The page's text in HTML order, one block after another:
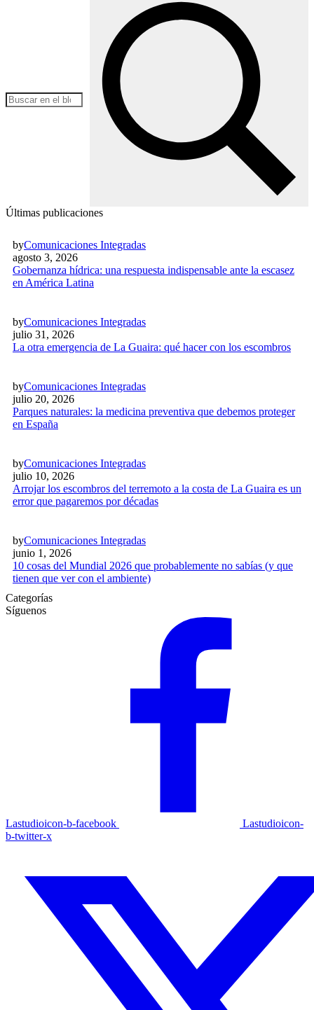
Últimas publicaciones
byComunicaciones Integradas
agosto 3, 2026
Gobernanza hídrica: una respuesta indispensable ante la escasez
en América Latina
byComunicaciones Integradas
julio 31, 2026
La otra emergencia de La Guaira: qué hacer con los escombros
byComunicaciones Integradas
julio 20, 2026
Parques naturales: la medicina preventiva que debemos proteger
en España
byComunicaciones Integradas
julio 10, 2026
Arrojar los escombros del terremoto a la costa de La Guaira es un
error que pagaremos por décadas
byComunicaciones Integradas
junio 1, 2026
10 cosas del Mundial 2026 que probablemente no sabías (y que
tienen que ver con el ambiente)
Categorías
Síguenos
Lastudioicon-b-facebook
Lastudioicon-
b-twitter-x